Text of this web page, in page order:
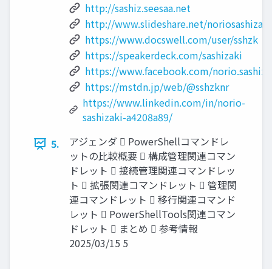
http://sashiz.seesaa.net
http://www.slideshare.net/
https://www.docswell.com/user/sshzk
https://speakerdeck.com/sashizaki
https://www.facebook.com/
https://mstdn.jp/web/@sshzknr
https://www.linkedin.com/in/norio-
sashizaki-a4208a89/
5.
アジェンダ  PowerShellコマンドレ
ットの比較概要  構成管理関連コマン
ドレット  接続管理関連コマンドレッ
ト  拡張関連コマンドレット  管理関
連コマンドレット  移行関連コマンド
レット  PowerShellTools関連コマン
ドレット  まとめ  参考情報
2025/03/15 5